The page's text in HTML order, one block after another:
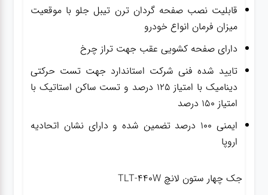
قابلیت نصب صفحه گردان ترن تیبل جلو با موقعیت
میزان فرمان انواع خودرو
دارای صفحه کشویی عقب جهت تراز چرخ
تایید شده فنی شرکت استاندارد جهت تست حرکتی
دینامیک با امتیاز ۱۲۵ درصد و تست ساکن استاتیک با
امتیاز ۱۵۰ درصد
ایمنی ۱۰۰ درصد تضمین شده و دارای نشان اتحادیه
اروپا
جک چهار ستون لانچ TLT-440W